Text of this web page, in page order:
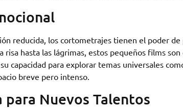
reducida, los cortometrajes tienen el poder
risa hasta las lágrimas, estos pequeños films
capacidad para explorar temas universales
breve pero intenso.
para Nuevos Talentos